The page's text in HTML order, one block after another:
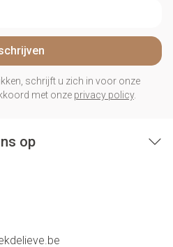
schrijft u zich in voor onze
met onze privacy policy.
op